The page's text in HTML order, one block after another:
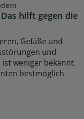
hilft gegen die
Gefäße und
und
weniger bekannt.
bestmöglich